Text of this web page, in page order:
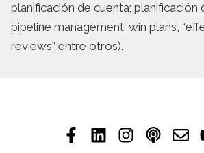
planificación de cuenta; planificación
pipeline management; win plans,
reviews” entre otros).